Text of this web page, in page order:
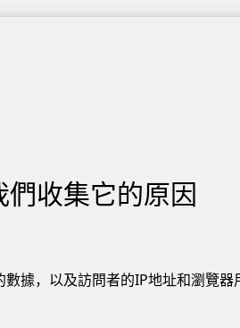
收集它的原因
據，以及訪問者的IP地址和瀏覽